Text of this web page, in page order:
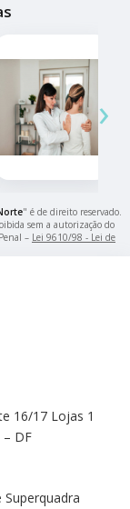
›
" é de direito reservado.
sem a autorização do
– Lei 9610/98 - Lei de
16/17 Lojas 1
– DF